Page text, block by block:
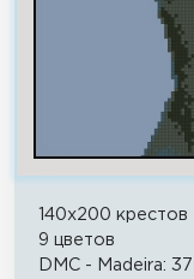
140x200 крестов
9 цветов
DMC - Madeira: